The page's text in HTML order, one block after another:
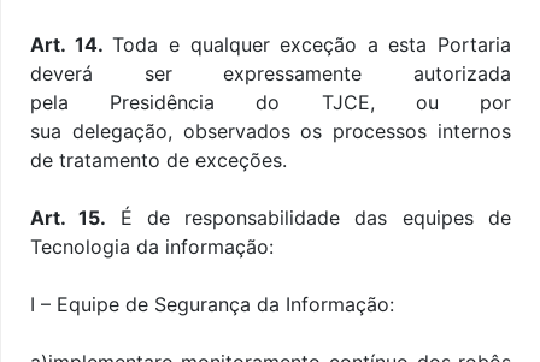
Art. 14.Toda e qualquer exceção a esta Portaria
deverá ser expressamente autorizada
pela Presidência do TJCE, ou por
sua delegação, observados os processos internos
de tratamento de exceções.
Art. 15. É de responsabilidade das equipes de
Tecnologia da informação:
I – Equipe de Segurança da Informação: